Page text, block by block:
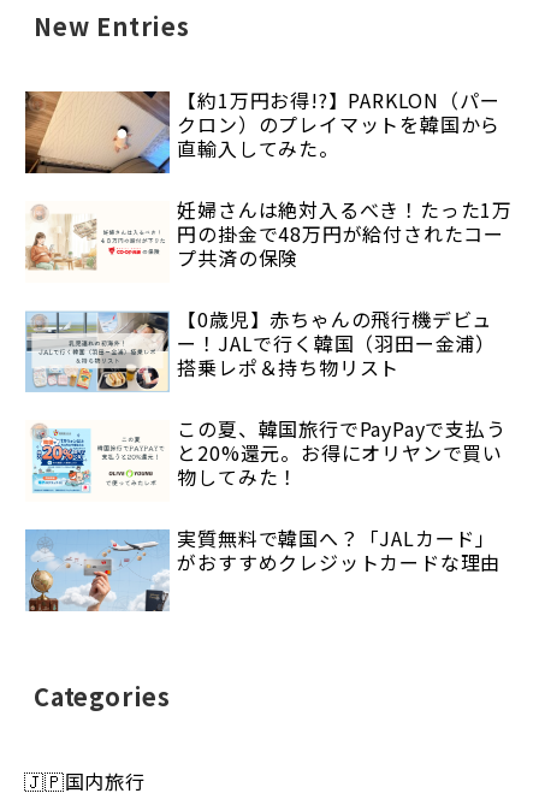
New Entries
【約1万円お得!?】PARKLON（パー
クロン）のプレイマットを韓国から
直輸入してみた。
妊婦さんは絶対入るべき！たった1万
円の掛金で48万円が給付されたコー
プ共済の保険
【0歳児】赤ちゃんの飛行機デビュ
ー！JALで行く韓国（羽田ー金浦）
搭乗レポ＆持ち物リスト
この夏、韓国旅行でPayPayで支払う
と20%還元。お得にオリヤンで買い
物してみた！
実質無料で韓国へ？「JALカード」
がおすすめクレジットカードな理由
Categories
🇯🇵国内旅行